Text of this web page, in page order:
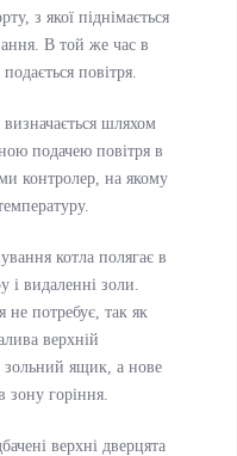
з якої піднімається
В той же час в
повітря.
шляхом
подачею повітря в
контролер, на якому
котла полягає в
і видаленні золи.
не потребує, так як
верхній
ящик, а нове
зону горіння.
верхні дверцята